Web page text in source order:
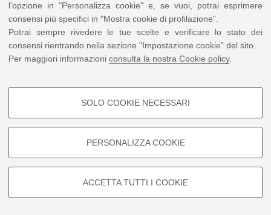
l'opzione in "Personalizza cookie" e, se vuoi, potrai esprimere
consensi più specifici in "Mostra cookie di profilazione".
Potrai sempre rivedere le tue scelte e verificare lo stato dei
consensi rientrando nella sezione "Impostazione cookie" del sito.
Per maggiori informazioni consulta la nostra Cookie policy.
COOKIE DI PROFILAZIONE -
FACOLTATIVI
SOLO COOKIE NECESSARI
PERSONALIZZA COOKIE
ACCETTA TUTTI I COOKIE